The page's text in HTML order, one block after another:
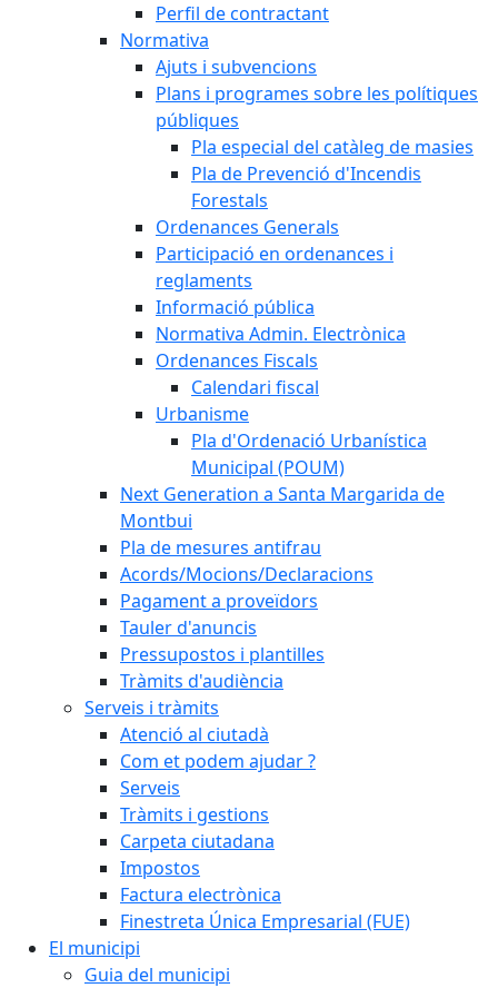
Perfil de contractant
Normativa
Ajuts i subvencions
Plans i programes sobre les polítiques
públiques
Pla especial del catàleg de masies
Pla de Prevenció d'Incendis
Forestals
Ordenances Generals
Participació en ordenances i
reglaments
Informació pública
Normativa Admin. Electrònica
Ordenances Fiscals
Calendari fiscal
Urbanisme
Pla d'Ordenació Urbanística
Municipal (POUM)
Next Generation a Santa Margarida de
Montbui
Pla de mesures antifrau
Acords/Mocions/Declaracions
Pagament a proveïdors
Tauler d'anuncis
Pressupostos i plantilles
Tràmits d'audiència
Serveis i tràmits
Atenció al ciutadà
Com et podem ajudar ?
Serveis
Tràmits i gestions
Carpeta ciutadana
Impostos
Factura electrònica
Finestreta Única Empresarial (FUE)
El municipi
Guia del municipi